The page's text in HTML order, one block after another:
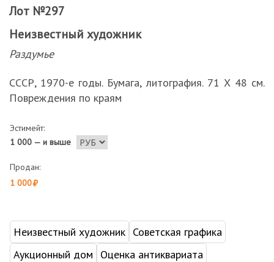
Лот №297
Неизвестный художник
Раздумье
СССР, 1970-е годы. Бумага, литография. 71 Х 48 см.
Повреждения по краям
Эстимейт:
1 000 — и выше
Продан:
1 000
Неизвестный художник Советская графика
Аукционный дом
Оценка антиквариата